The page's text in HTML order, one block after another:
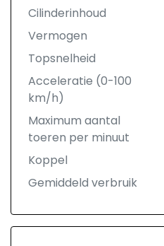
Cilinderinhoud
Vermogen
Topsnelheid
Acceleratie (0-100
km/h)
Maximum aantal
toeren per minuut
Koppel
Gemiddeld verbruik